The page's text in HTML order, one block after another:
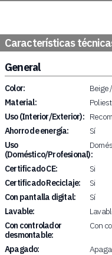
Características
General
Color:
Beige
Material:
Uso (Interior/Exterior):
Ahorro de energía:
Sí
Uso
(Doméstico/Profesional):
Certificado CE:
Si
Certificado Reciclaje:
Si
Con pantalla digital:
Sí
Lavable:
Con controlador
desmontable:
Con
Apagado: